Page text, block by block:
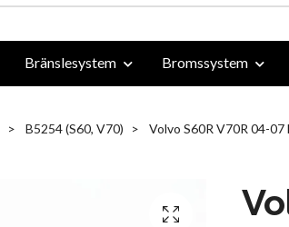
Bränslesystem Bromssystem
B5254 (S60, V70) Volvo S60R V70R 04-